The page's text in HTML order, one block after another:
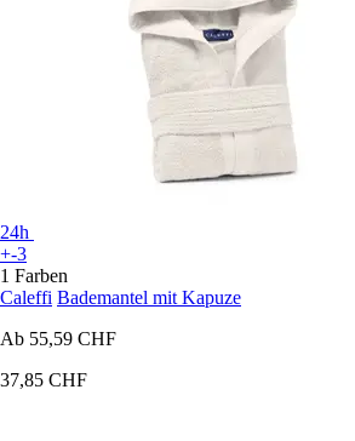
24h
+-3
1 Farben
Caleffi Bademantel mit Kapuze
Ab 55,59 CHF
37,85 CHF